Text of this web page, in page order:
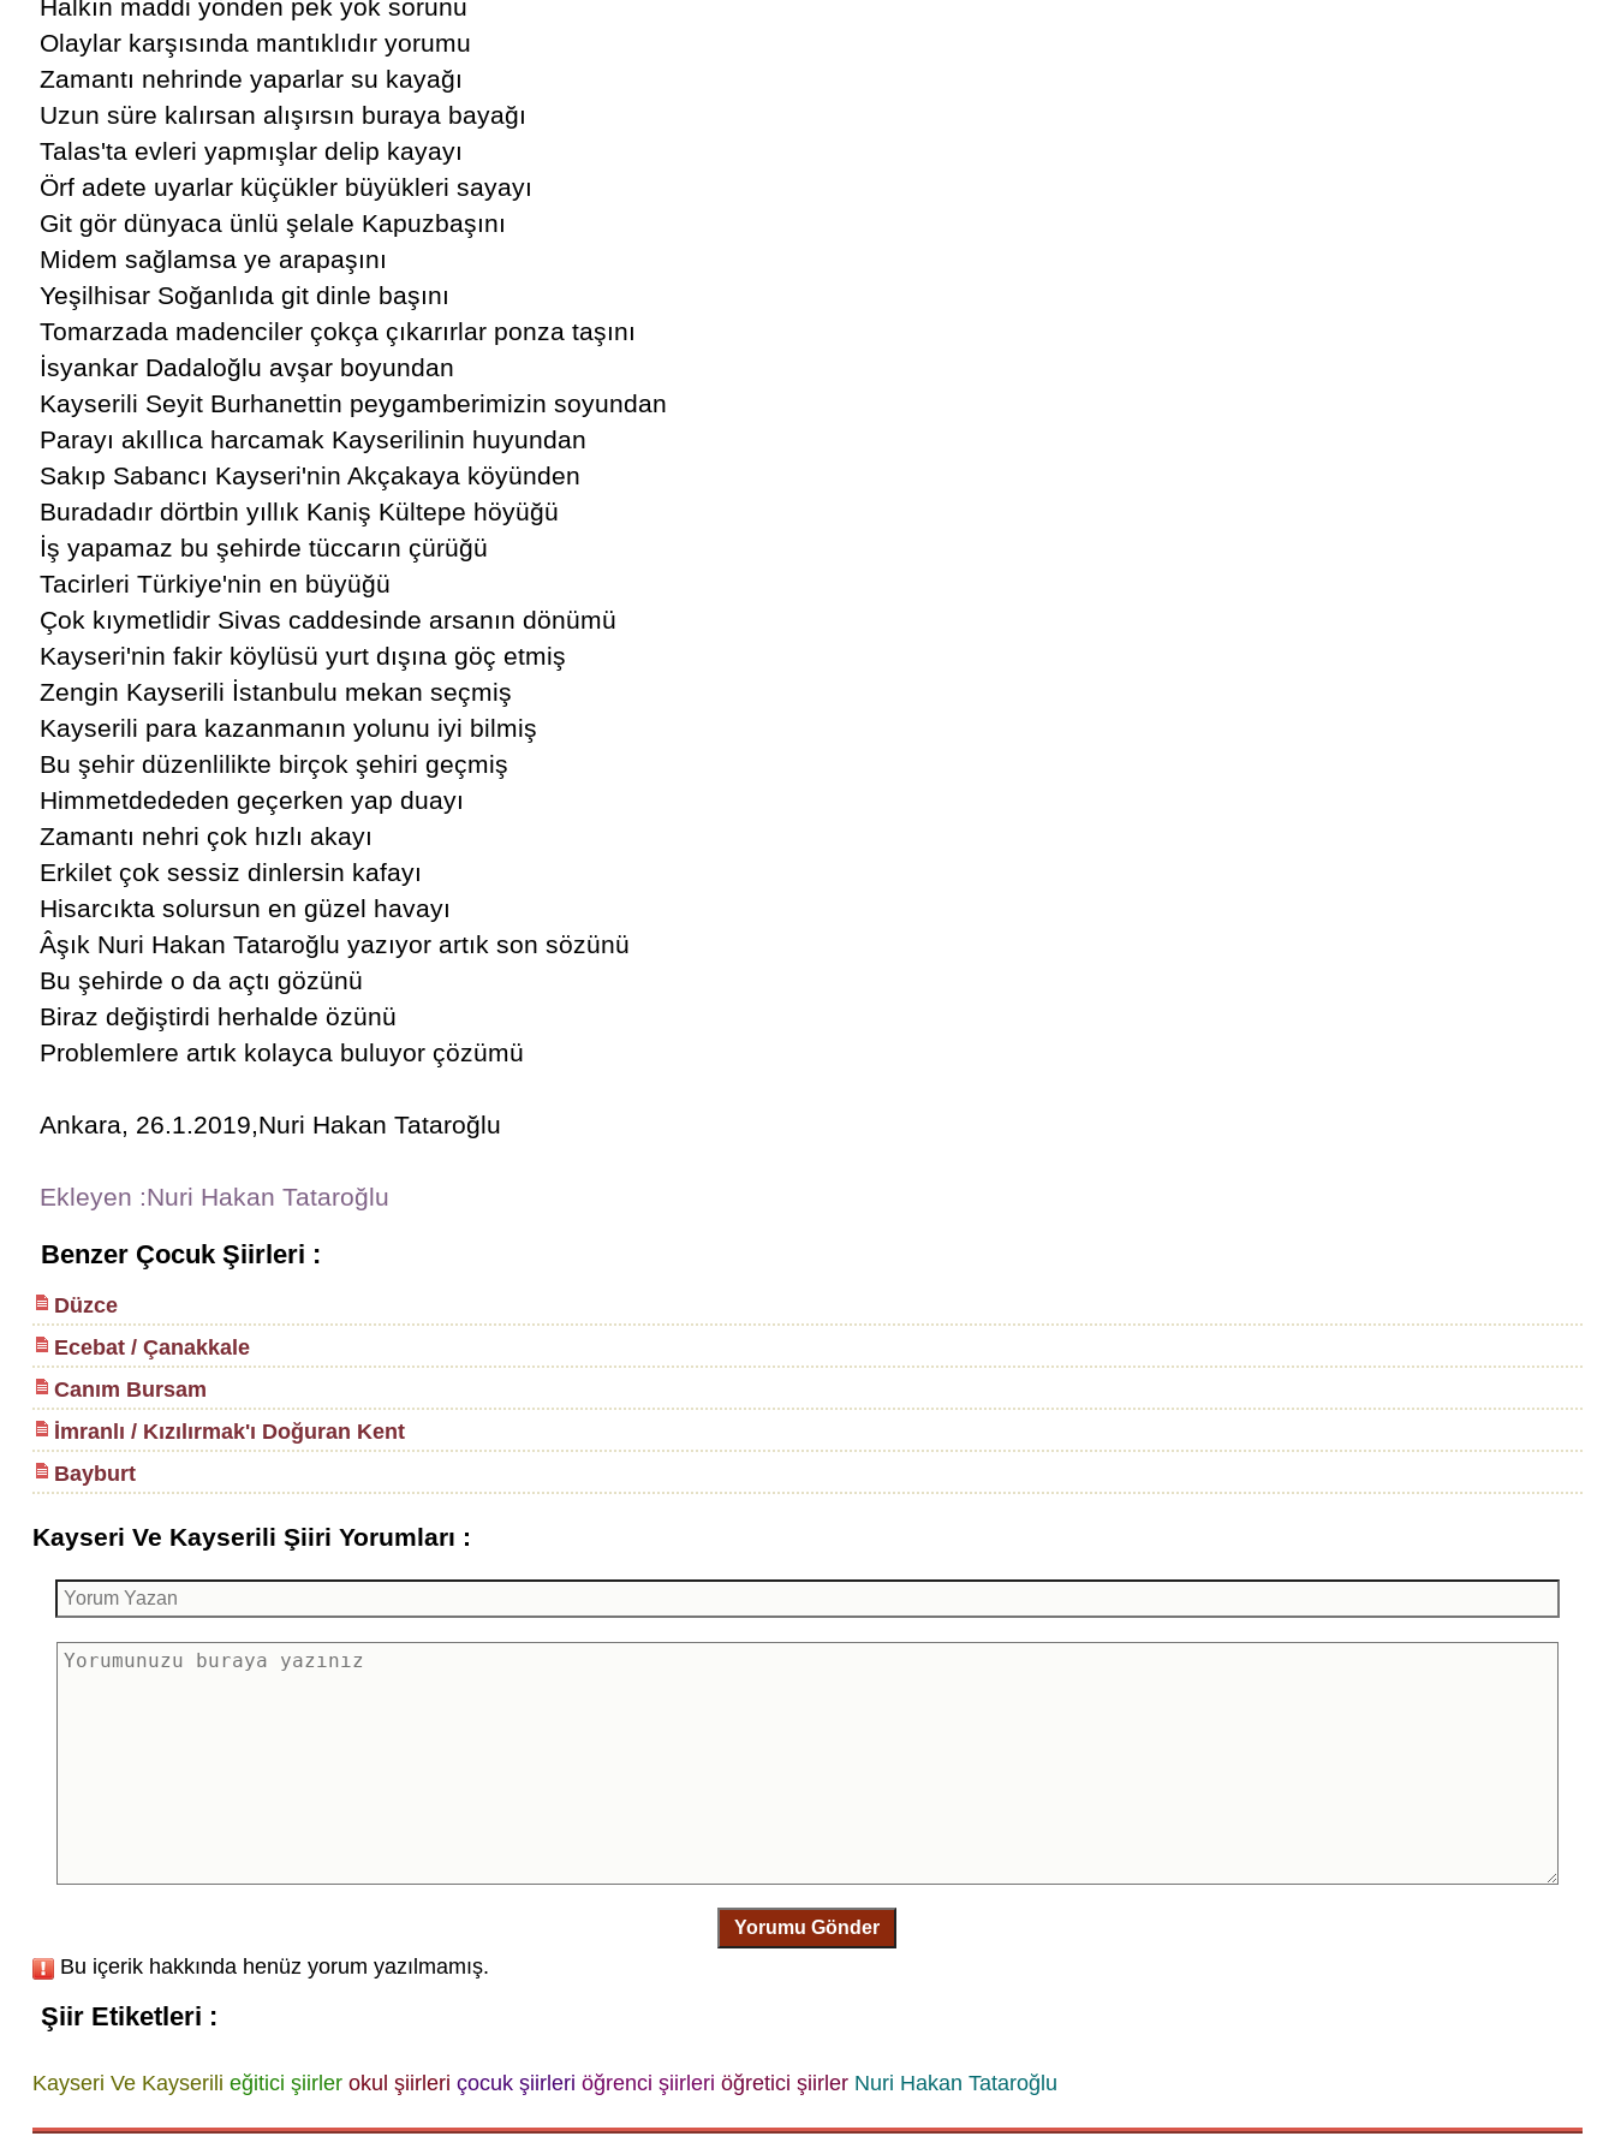
Halkın maddi yönden pek yok sorunu
Olaylar karşısında mantıklıdır yorumu
Zamantı nehrinde yaparlar su kayağı
Uzun süre kalırsan alışırsın buraya bayağı
Talas'ta evleri yapmışlar delip kayayı
Örf adete uyarlar küçükler büyükleri sayayı
Git gör dünyaca ünlü şelale Kapuzbaşını
Midem sağlamsa ye arapaşını
Yeşilhisar Soğanlıda git dinle başını
Tomarzada madenciler çokça çıkarırlar ponza taşını
İsyankar Dadaloğlu avşar boyundan
Kayserili Seyit Burhanettin peygamberimizin soyundan
Parayı akıllıca harcamak Kayserilinin huyundan
Sakıp Sabancı Kayseri'nin Akçakaya köyünden
Buradadır dörtbin yıllık Kaniş Kültepe höyüğü
İş yapamaz bu şehirde tüccarın çürüğü
Tacirleri Türkiye'nin en büyüğü
Çok kıymetlidir Sivas caddesinde arsanın dönümü
Kayseri'nin fakir köylüsü yurt dışına göç etmiş
Zengin Kayserili İstanbulu mekan seçmiş
Kayserili para kazanmanın yolunu iyi bilmiş
Bu şehir düzenlilikte birçok şehiri geçmiş
Himmetdededen geçerken yap duayı
Zamantı nehri çok hızlı akayı
Erkilet çok sessiz dinlersin kafayı
Hisarcıkta solursun en güzel havayı
Âşık Nuri Hakan Tataroğlu yazıyor artık son sözünü
Bu şehirde o da açtı gözünü
Biraz değiştirdi herhalde özünü
Problemlere artık kolayca buluyor çözümü
Ankara, 26.1.2019,Nuri Hakan Tataroğlu
Ekleyen :Nuri Hakan Tataroğlu
Benzer Çocuk Şiirleri :
Düzce
Ecebat / Çanakkale
Canım Bursam
İmranlı / Kızılırmak'ı Doğuran Kent
Bayburt
Kayseri Ve Kayserili Şiiri Yorumları :
Yorumu Gönder
Bu içerik hakkında henüz yorum yazılmamış.
Şiir Etiketleri :
Kayseri Ve Kayserili eğitici şiirler okul şiirleri çocuk şiirleri öğrenci şiirleri öğretici şiirler Nuri Hakan Tataroğlu